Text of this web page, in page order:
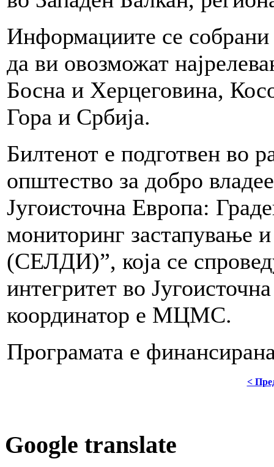
Информациите се собрани
да ви овозможат
Босна и Херцеговина,
Гора и Србија.
Билтенот е подготвен во
општество за добро
Југоисточна Европа:
мониторинг застапување
(СЕЛДИ)”, која се
интегритет во
координатор е МЦМС.
Програмата е
<
Google translate